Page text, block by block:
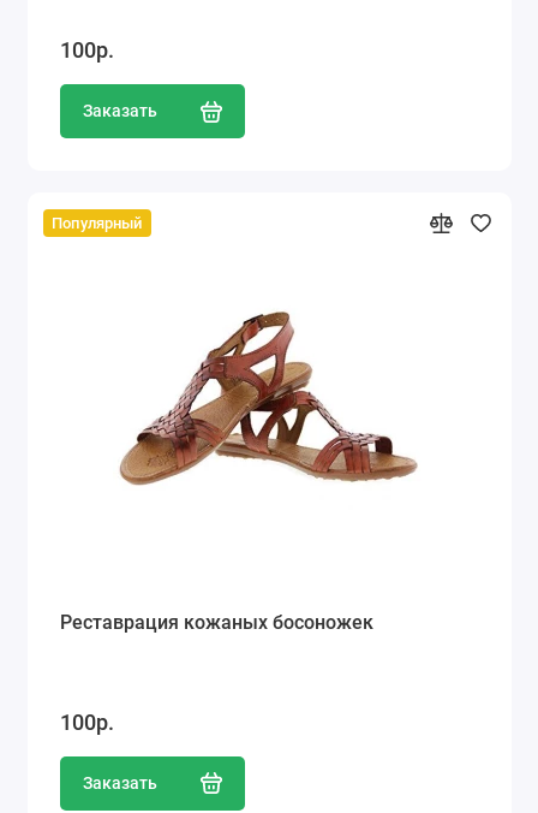
100р.
Заказать
Популярный
Реставрация кожаных босоножек
100р.
Заказать